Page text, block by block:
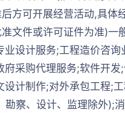
方可开展经营活动,具体
文件或许可证件为准)一
业设计服务;工程造价咨询
府采购代理服务;软件开发
设计制作;对外承包工程;
勘察、设计、监理除外);